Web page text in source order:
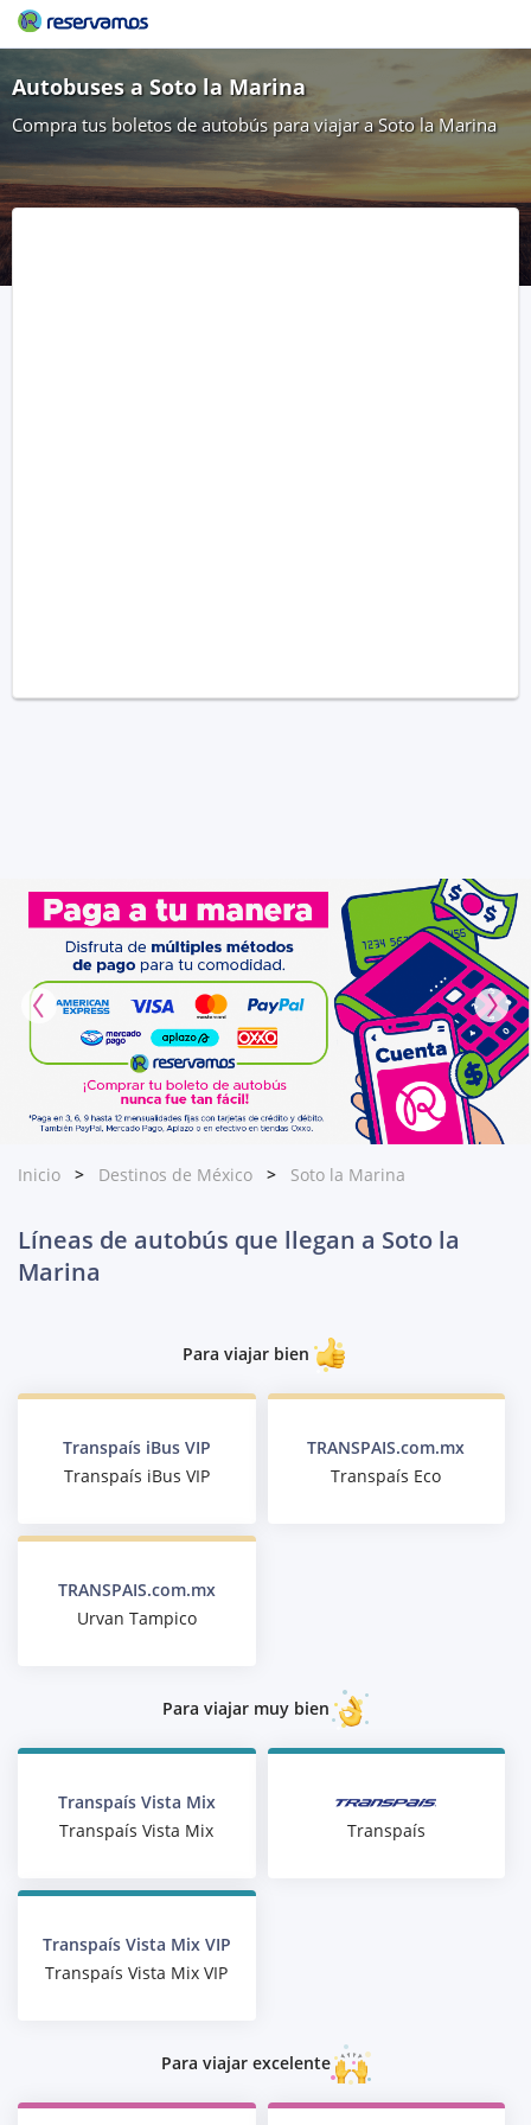
Autobuses a Soto la Marina
Compra tus boletos de autobús para viajar a Soto la Marina
Inicio Destinos de México Soto la Marina
Líneas de autobús que llegan a Soto la
Marina
Para viajar bien
Transpaís iBus VIP
Transpaís iBus VIP
TRANSPAIS.com.mx
Transpaís Eco
TRANSPAIS.com.mx
Urvan Tampico
Para viajar muy bien
Transpaís Vista Mix
Transpaís Vista Mix
Transpaís
Transpaís Vista Mix VIP
Transpaís Vista Mix VIP
Para viajar excelente